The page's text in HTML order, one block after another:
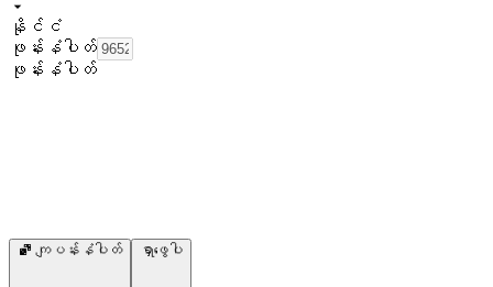
နိုင်ငံ
ဖုန်းနံပါတ်
ဖုန်းနံပါတ်
ကျပန်းနံပါတ် ရှာဖွေပါ